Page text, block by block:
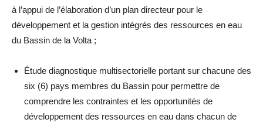
à l’appui de l’élaboration d’un plan directeur pour le
développement et la gestion intégrés des ressources en eau
du Bassin de la Volta ;
Étude diagnostique multisectorielle portant sur chacune des
six (6) pays membres du Bassin pour permettre de
comprendre les contraintes et les opportunités de
développement des ressources en eau dans chacun de